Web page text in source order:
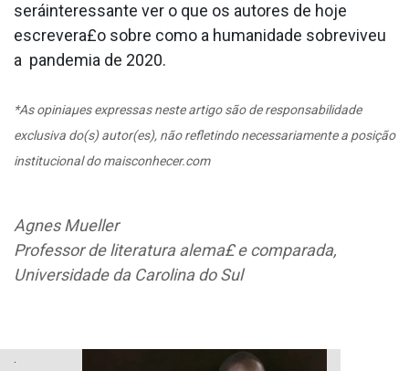
seráinteressante ver o que os autores de hoje
escrevera£o sobre como a humanidade sobreviveu
a pandemia de 2020.
*As opiniaµes expressas neste artigo são de responsabilidade
exclusiva do(s) autor(es), não refletindo necessariamente a posição
institucional do maisconhecer.com
Agnes Mueller
Professor de literatura alema£ e comparada,
Universidade da Carolina do Sul
.